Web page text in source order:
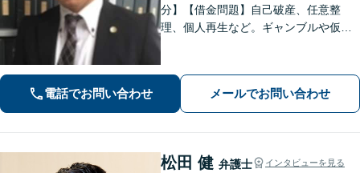
分】【借金問題】自己破産、任意整
理、個人再生など。ギャンブルや仮想
などご相談ください【夜間土日祝相談
可】【初回相談無料】【Zoom面談可】
電話でお問い合わせ メールでお問い合わせ
松田 健 弁護士 インタビューを見る